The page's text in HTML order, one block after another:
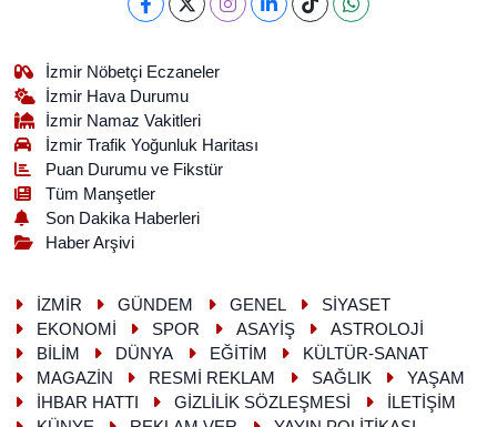
İzmir Nöbetçi Eczaneler
İzmir Hava Durumu
İzmir Namaz Vakitleri
İzmir Trafik Yoğunluk Haritası
Puan Durumu ve Fikstür
Tüm Manşetler
Son Dakika Haberleri
Haber Arşivi
İZMİR GÜNDEM GENEL
SİYASET
EKONOMİ
SPOR ASAYİŞ
ASTROLOJİ
BİLİM
DÜNYA EĞİTİM
KÜLTÜR-SANAT
MAGAZİN
RESMİ REKLAM SAĞLIK
YAŞAM
İHBAR HATTI
GİZLİLİK SÖZLEŞMESİ
İLETİŞİM